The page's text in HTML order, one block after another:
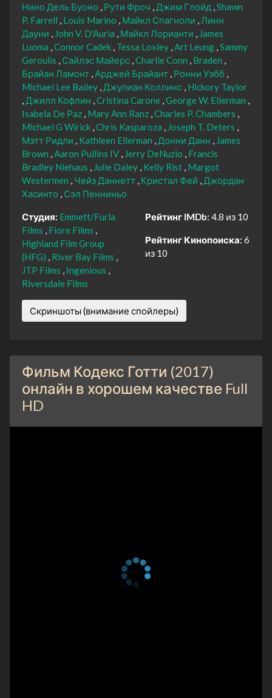
Нино Дель Буоно
Рути Фроч Джим Глойд Shawn
P. Farrell
Louis Marino Майкл Спагноли
Линн
Дауни
John V. D'Auria Майкл Лорианти
James
Luoma Connor Cadek Tessa Loxley Art Leung Sammy
Geroulis
Сайлэс Майерс Charlie Conn
Braden
Брайан Ламонт Арджей Брайант Ронни Уэбб
Michael Lee Bailey Джулиан Коллинс Hickory Taylor
Джилл Кофлин Cristina Carone George W. Ellerman
Isabela De Paz Mary Ann Ranz Charles P. Chambers
Michael G Wirick Chris Kasparoza
Joseph T. Deters
Мэтт Ридли
Kathleen Ellerman Донни Данн
James
Brown Aaron Pullins IV Jerry DeNuzio
Francis
Bradley Niehaus
Julie Daley Kelly Rist Margot
Westermen
Чейз Даннетт Кристал Фей
Джордан
Хасинто
Сэл Пенниньо
Студия: Emmett/Furla
Films
Fiore Films
Highland Film Group
(HFG)
River Bay Films
JTP Films
Ingenious
Riversdale Films
Рейтинг IMDb: 4.8 из 10
Рейтинг Кинопоиска: 6
из 10
Скриншоты (внимание спойлеры)
Фильм Кодекс Готти (2017)
онлайн в хорошем качестве Full
HD